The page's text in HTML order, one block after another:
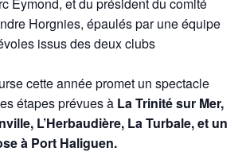
Horgnies, épaulés par une équipe
issus des deux clubs
cette année promet un spectacle
étapes prévues à La Trinité sur Mer,
L’Herbaudière, La Turbale, et un
à Port Haliguen.